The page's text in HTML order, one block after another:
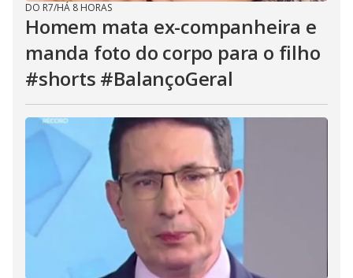
DO R7/HÁ 8 HORAS
Homem mata ex-companheira e
manda foto do corpo para o filho
#shorts #BalançoGeral